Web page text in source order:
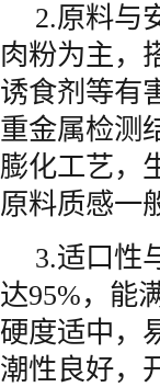
2.原料与
肉粉为主，
诱食剂等有
重金属检测
膨化工艺，
原料质感一
3.适口性
达95%，能
硬度适中，
潮性良好，